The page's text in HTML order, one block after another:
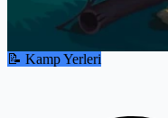
📝 Kamp Yerleri